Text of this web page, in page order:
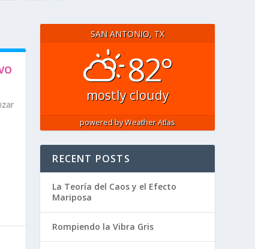
SAN ANTONIO, TX
82°
mostly cloudy
powered byWeather Atlas
RECENT POSTS
La Teoría del Caos y el Efecto
Mariposa
Rompiendo la Vibra Gris